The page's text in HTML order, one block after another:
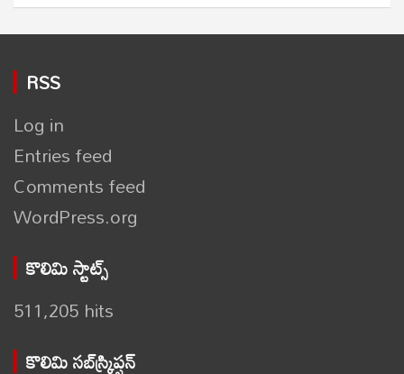
RSS
Log in
Entries feed
Comments feed
WordPress.org
కొలిమి స్టాట్స్
511,205 hits
కొలిమి సబ్‌స్క్రిప్షన్